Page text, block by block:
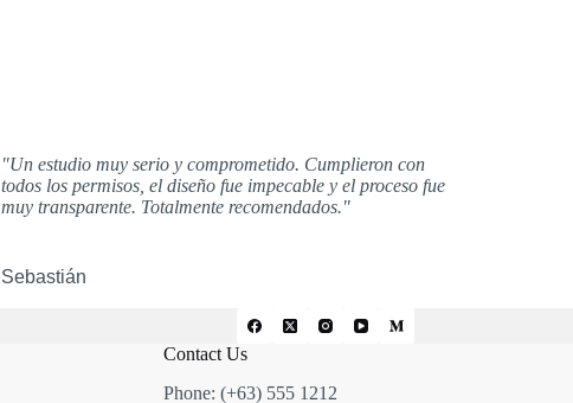
"Un estudio muy serio y comprometido. Cumplieron con
todos los permisos, el diseño fue impecable y el proceso fue
muy transparente. Totalmente recomendados."
Sebastián
Contact Us
Phone: (+63) 555 1212